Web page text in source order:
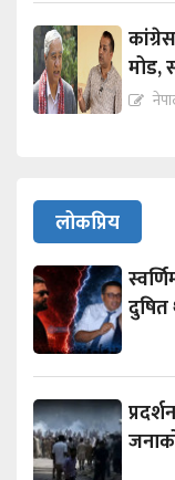
मोड,
लोकप्रिय
दुषित